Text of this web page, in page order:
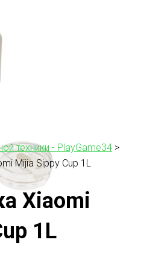
техники - PlayGame34 >
Mijia Sippy Cup 1L
Xiaomi
1L